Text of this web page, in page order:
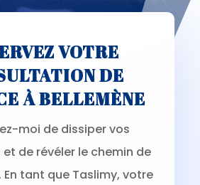
VOTRE
DE
À BELLEMÈNE
moi de dissiper vos
de révéler le chemin de
tant que Taslimy, votre